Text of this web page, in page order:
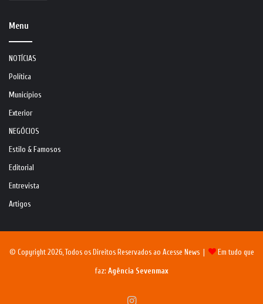
Menu
NOTÍCIAS
Política
Municípios
Exterior
NEGÓCIOS
Estilo & Famosos
Editorial
Entrevista
Artigos
© Copyright 2026, Todos os Direitos Reservados ao Acesse News | Em tudo que
faz: Agência Sevenmax
Instagram